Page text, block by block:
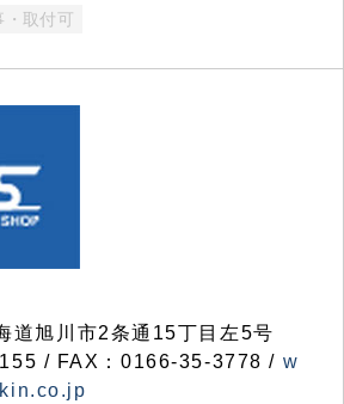
・取付可
旭川市2条通15丁目左5号
/ FAX：0166-35-3778 / w